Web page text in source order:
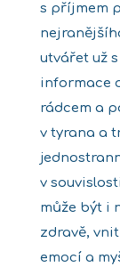
s příjmem
utvářet už
informace
rádcem a
v tyrana a
v
může být i
zdravě,
emocí a